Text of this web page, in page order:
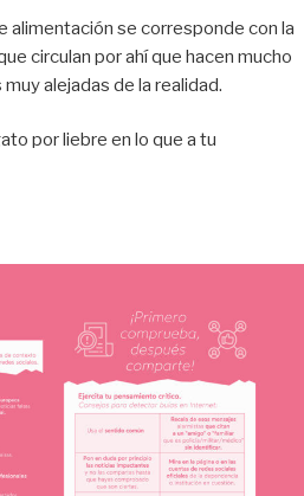
alimentación se corresponde con la
circulan por ahí que hacen mucho
alejadas de la realidad.
por liebre en lo que a tu